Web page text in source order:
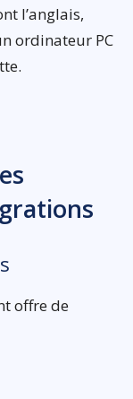
l’anglais,
ordinateur PC
offre de